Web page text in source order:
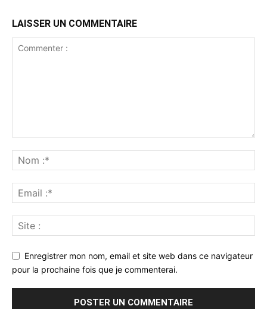
LAISSER UN COMMENTAIRE
Enregistrer mon nom, email et site web dans ce navigateur
pour la prochaine fois que je commenterai.